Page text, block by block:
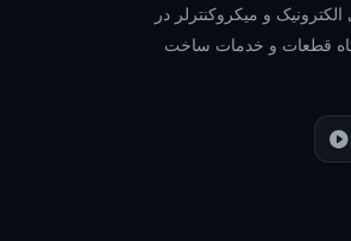
و میکروکنترلر در
قطعات و خدمات ساخت